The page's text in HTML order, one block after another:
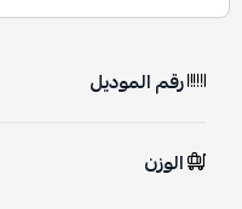
رقم الموديل
الوزن